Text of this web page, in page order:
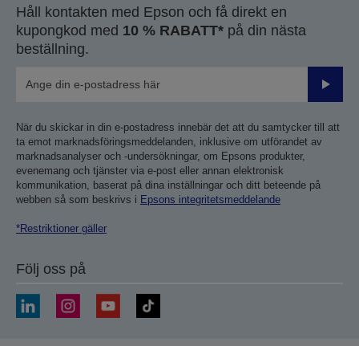
Håll kontakten med Epson och få direkt en
kupongkod med 10 % RABATT* på din nästa
beställning.
Skicka
När du skickar in din e-postadress innebär det att du samtycker till att
ta emot marknadsföringsmeddelanden, inklusive om utförandet av
marknadsanalyser och -undersökningar, om Epsons produkter,
evenemang och tjänster via e-post eller annan elektronisk
kommunikation, baserat på dina inställningar och ditt beteende på
webben så som beskrivs i Epsons integritetsmeddelande
*Restriktioner gäller
Följ oss på